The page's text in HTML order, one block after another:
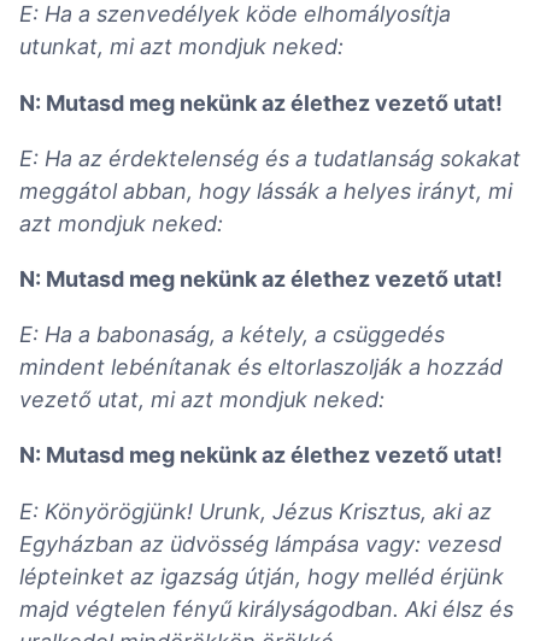
E: Ha a szenvedélyek köde elhomályosítja
utunkat, mi azt mondjuk neked:
N: Mutasd meg nekünk az élethez vezető utat!
E: Ha az érdektelenség és a tudatlanság sokakat
meggátol abban, hogy lássák a helyes irányt, mi
azt mondjuk neked:
N: Mutasd meg nekünk az élethez vezető utat!
E: Ha a babonaság, a kétely, a csüggedés
mindent lebénítanak és eltorlaszolják a hozzád
vezető utat, mi azt mondjuk neked:
N: Mutasd meg nekünk az élethez vezető utat!
E: Könyörögjünk! Urunk, Jézus Krisztus, aki az
Egyházban az üdvösség lámpása vagy: vezesd
lépteinket az igazság útján, hogy melléd érjünk
majd végtelen fényű királyságodban. Aki élsz és